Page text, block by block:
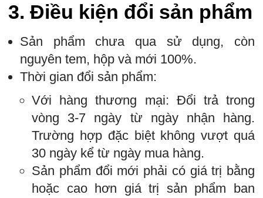
3. Điều kiện đổi sản phẩm
Sản phẩm chưa qua sử dụng, còn
nguyên tem, hộp và mới 100%.
Thời gian đổi sản phẩm:
Với hàng thương mại: Đổi trả trong
vòng 3-7 ngày từ ngày nhận hàng.
Trường hợp đặc biệt không vượt quá
30 ngày kể từ ngày mua hàng.
Sản phẩm đổi mới phải có giá trị bằng
hoặc cao hơn giá trị sản phẩm ban